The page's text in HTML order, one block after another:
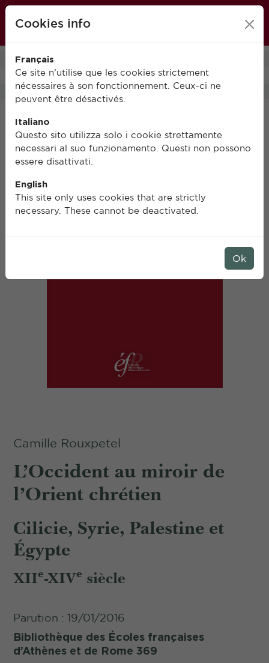
Camille Rouxpetel
L’Occident au miroir de
l’Orient chrétien
Cilicie, Syrie, Palestine et
Égypte
XIIe-XIVe siècle
Parution : 19/01/2016
Bibliothèque des Écoles françaises
d’Athènes et de Rome 369
Cookies info
Français
Ce site n’utilise que les cookies strictement
nécessaires à son fonctionnement. Ceux-ci ne
peuvent être désactivés.
Italiano
Questo sito utilizza solo i cookie strettamente
necessari al suo funzionamento. Questi non possono
essere disattivati.
English
This site only uses cookies that are strictly
necessary. These cannot be deactivated.
Ok